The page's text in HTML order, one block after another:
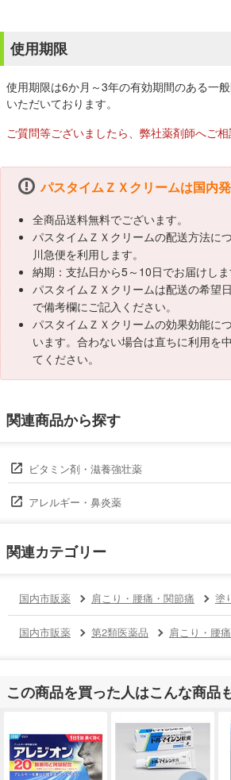
使用期限
使用期限は6か月～3年の有効期間のある一
いただいております。
ご質問等ございましたら、弊社薬剤師へご相
パスタイムＺＸクリームは国内発
全商品送料無料でございます。
パスタイムＺＸクリームの配送方法に
川急便を利用します。
納期：支払日から5～10日でお届けしま
パスタイムＺＸクリームは配送の希望
で備考欄にご記入ください。
パスタイムＺＸクリームの効果効能に
います。合わない場合は直ちに利用を
てください。
関連商品から探す
ビタミン剤・滋養強壮薬
アレルギー・鼻炎薬
関連カテゴリー
国内市販薬 肩こり・腰痛・関節痛 塗
国内市販薬 第2類医薬品 肩こり・腰
この商品を買った人はこんな商品